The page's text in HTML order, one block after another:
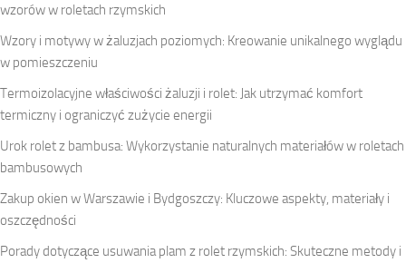
wzorów w roletach rzymskich
Wzory i motywy w żaluzjach poziomych: Kreowanie unikalnego wyglądu
w pomieszczeniu
Termoizolacyjne właściwości żaluzji i rolet: Jak utrzymać komfort
termiczny i ograniczyć zużycie energii
Urok rolet z bambusa: Wykorzystanie naturalnych materiałów w roletach
bambusowych
Zakup okien w Warszawie i Bydgoszczy: Kluczowe aspekty, materiały i
oszczędności
Porady dotyczące usuwania plam z rolet rzymskich: Skuteczne metody i